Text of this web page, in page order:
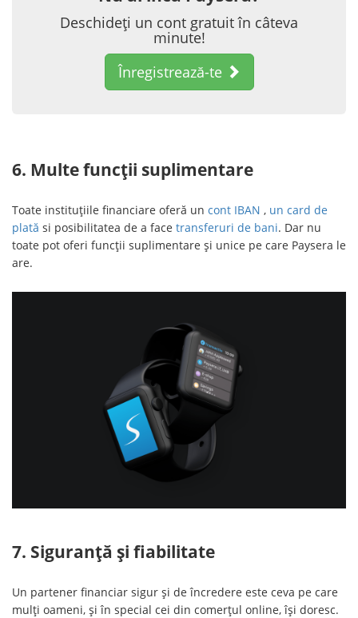
Deschideți un cont gratuit în câteva
minute!
Înregistrează-te
6. Multe funcții suplimentare
Toate instituțiile financiare oferă un cont IBAN , un card de
plată si posibilitatea de a face transferuri de bani. Dar nu
toate pot oferi funcții suplimentare și unice pe care Paysera le
are.
7. Siguranță și fiabilitate
Un partener financiar sigur și de încredere este ceva pe care
mulți oameni, și în special cei din comerțul online, își doresc.